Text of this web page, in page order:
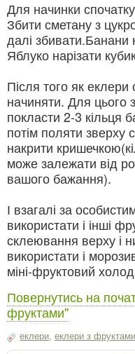
Для начинки
Збити сметану з
далі збивати.Банани
Яблуко нарізати
Після того як еклери
начиняти. Для цього
покласти 2-3 кільця
потім поляти
накрити
може залежати від
вашого бажання).
І взагалі за
використати і інші
склеювання верху і
використати і
міні-фруктовий
Повернутись на
фруктами"
еклери, еклери з фруктами